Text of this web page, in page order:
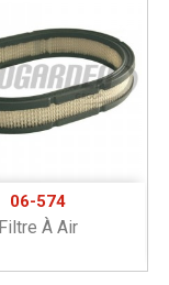
06-574
Filtre À Air